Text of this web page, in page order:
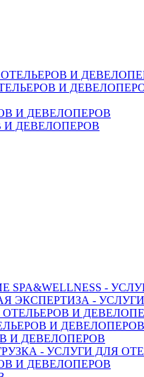
И
И ДЕВЕЛОПЕРОВ
-
-
И
И ДЕВЕЛОПЕРОВ
И ДЕВЕЛОПЕРОВ
- УСЛУГИ ДЛЯ
И ДЕВЕЛОПЕРОВ